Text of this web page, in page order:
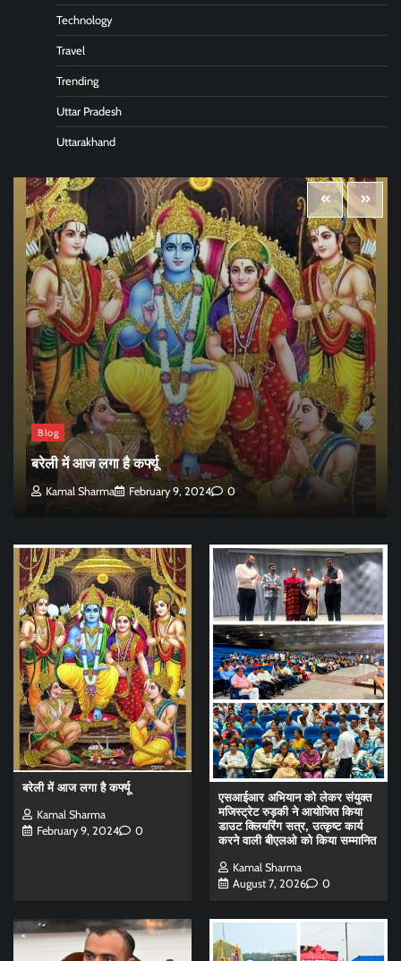
Technology
Travel
Trending
Uttar Pradesh
Uttarakhand
Blog
बरेली में आज लगा है कर्फ्यू
Kamal Sharma February 9, 2024 0
बरेली में आज लगा है कर्फ्यू
Kamal Sharma
February 9, 2024
0
एसआईआर अभियान को लेकर संयुक्त
मजिस्ट्रेट रुड़की ने आयोजित किया
डाउट क्लियरिंग सत्र, उत्कृष्ट कार्य
करने वाली बीएलओ को किया सम्मानित
Kamal Sharma
August 7, 2026
0